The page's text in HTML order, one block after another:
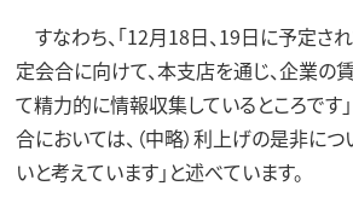
すなわち、「12月18日、19日に予定さ
定会合に向けて、本支店を通じ、企業の
て精力的に情報収集しているところです
合においては、（中略）利上げの是非に
いと考えています」と述べています。